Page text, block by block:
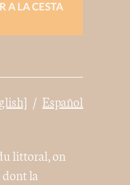
A LA CESTA
Español
littoral, on
dont la